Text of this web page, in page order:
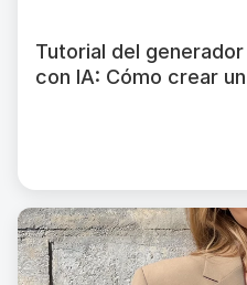
Tutorial del
con IA: Cómo crear